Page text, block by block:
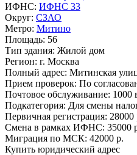
ИФНС: ИФНС 33
Округ: СЗАО
Метро: Митино
Площадь: 56
Тип здания: Жилой дом
Регион: г. Москва
Полный адрес: Митинская
Прием проверок: По
Почтовое обслуживание: 1000
Подкатегория: Для смены
Первичная регистрация: 28000
Смена в рамках ИФНС: 35000
Миграция по МСК: 42000 р.
Купить юридический адрес